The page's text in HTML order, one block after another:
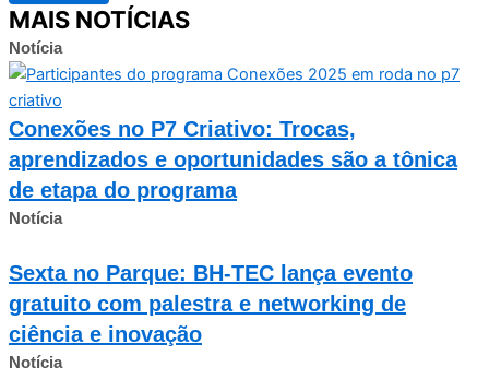
MAIS NOTÍCIAS
Notícia
Conexões no P7 Criativo: Trocas,
aprendizados e oportunidades são a tônica
de etapa do programa
Notícia
Sexta no Parque: BH-TEC lança evento
gratuito com palestra e networking de
ciência e inovação
Notícia